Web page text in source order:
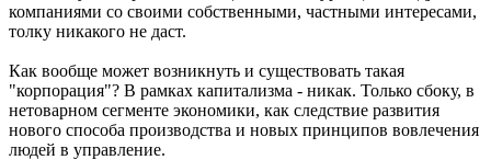
компаниями со своими собственными, частными интересами,
толку никакого не даст.
Как вообще может возникнуть и существовать такая
"корпорация"? В рамках капитализма - никак. Только сбоку, в
нетоварном сегменте экономики, как следствие развития
нового способа производства и новых принципов вовлечения
людей в управление.